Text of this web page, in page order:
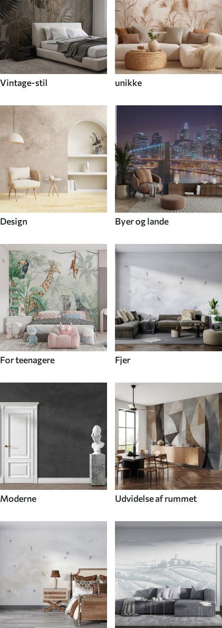
Vintage-stil unikke
Design Byer og lande
For teenagere Fjer
Moderne Udvidelse af rummet